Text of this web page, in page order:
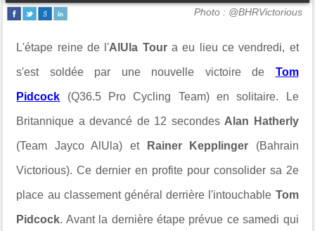
Photo : @BHRVictorious
L'étape reine de l'AlUla Toura eu lieu ce vendredi, et
s'est soldée par une nouvelle victoire de Tom
Pidcock (Q36.5 Pro Cycling Team) en solitaire. Le
Britannique a devancé de 12 secondes Alan Hatherly
(Team Jayco AlUla) etRainer Kepplinger (Bahrain
Victorious). Ce dernier en profite pour consolider sa 2e
place au classement général derrière l'intouchable Tom
Pidcock. Avant la dernière étape prévue ce samedi qui